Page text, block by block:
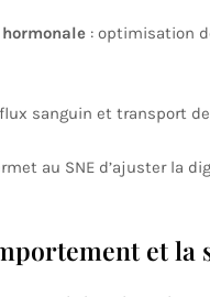
: optimisation
sanguin et transport
au SNE d’ajuster la
et la